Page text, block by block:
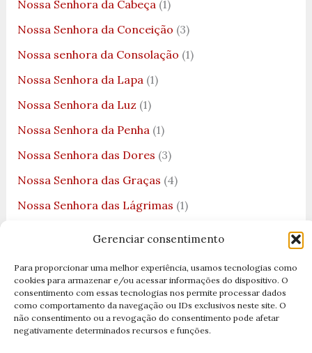
Gerenciar consentimento
Para proporcionar uma melhor experiência, usamos tecnologias como
cookies para armazenar e/ou acessar informações do dispositivo. O
consentimento com essas tecnologias nos permite processar dados
como comportamento da navegação ou IDs exclusivos neste site. O
não consentimento ou a revogação do consentimento pode afetar
negativamente determinados recursos e funções.
Nossa Senhora da Cabeça (1)
Nossa Senhora da Conceição (3)
Nossa senhora da Consolação (1)
Nossa Senhora da Lapa (1)
Nossa Senhora da Luz (1)
Nossa Senhora da Penha (1)
Nossa Senhora das Dores (3)
Nossa Senhora das Graças (4)
Nossa Senhora das Lágrimas (1)
Nossa Senhora de Lourdes(2)
Nossa Senhora Desatadora dos Nós(3)
Nossa Senhora do Bom Parto(1)